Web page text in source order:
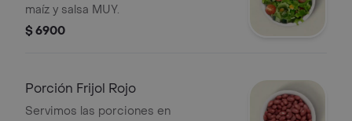
maíz y salsa MUY.
$ 6900
Porción Frijol Rojo
Servimos las porciones en